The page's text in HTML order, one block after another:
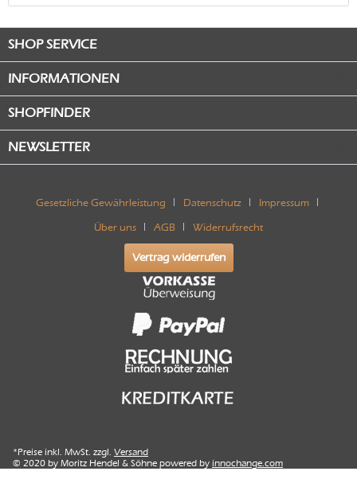
SHOP SERVICE
INFORMATIONEN
SHOPFINDER
NEWSLETTER
Gesetzliche Gewährleistung Datenschutz Impressum
Über uns AGB Widerrufsrecht
Vertrag widerrufen
*Preise inkl. MwSt. zzgl. Versand
© 2020 by Moritz Hendel & Söhne powered by innochange.com